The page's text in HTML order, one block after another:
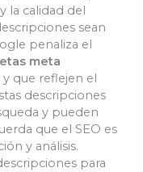
la calidad del
sean
penaliza el
meta
y que reflejen el
descripciones
y pueden
que el SEO es
y análisis.
para